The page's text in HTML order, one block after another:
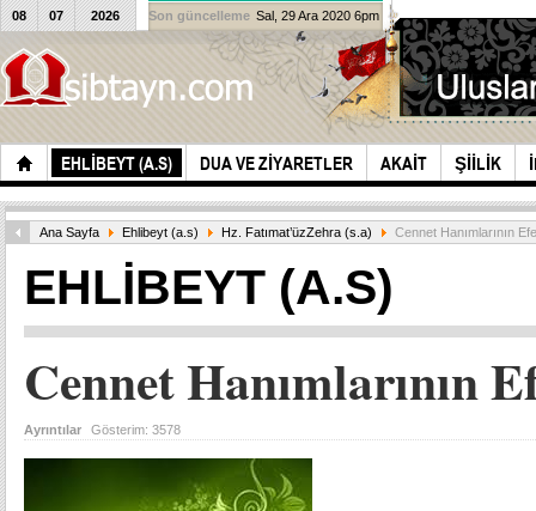
EHLIBEYT (A.S) DUA VE ZIYARETLER AKAIT ŞIILIK
08 07 2026 Son güncelleme Sal, 29 Ara 2020 6pm
Ana Sayfa Ehlibeyt (a.s) Hz. Fatımat’üzZehra (s.a) Cennet Hanımlarının
EHLIBEYT (A.S)
Cennet Hanımlarının
Ayrıntılar Gösterim: 3578